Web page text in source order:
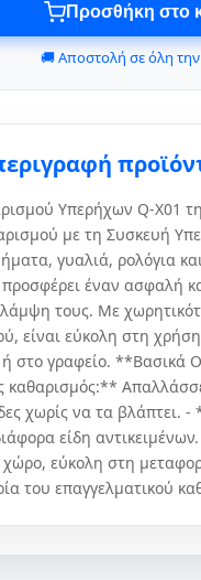
Προσθήκη στο
🚚 Αποστολή σε όλη
Υπερήχων Q-X01
με τη Συσκευή
γυαλιά, ρολόγια
έναν ασφαλή
τους. Με
είναι εύκολη στη
ή στο γραφείο.
καθαρισμός:**
χωρίς να τα βλάπτει.
είδη
χώρο, εύκολη στη
του επαγγελματικού